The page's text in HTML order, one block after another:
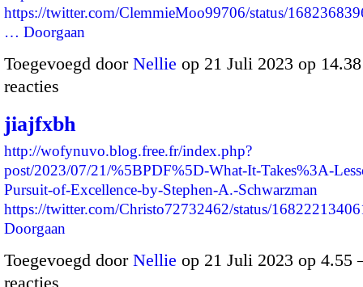
https://twitter.com/ClemmieMoo99706/status/
… Doorgaan
Toegevoegd door Nellie op 21 Juli 2023 op
reacties
jiajfxbh
http://wofynuvo.blog.free.fr/index.php?
post/2023/07/21/%5BPDF%5D-What-It-Takes%3A-
Pursuit-of-Excellence-by-Stephen-A.-Schwarzman
https://twitter.com/Christo72732462/status/
Doorgaan
Toegevoegd door Nellie op 21 Juli 2023 op 4.55
reacties